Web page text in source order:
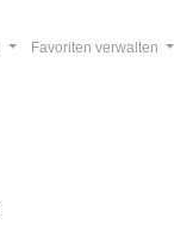
Favoriten verwalten